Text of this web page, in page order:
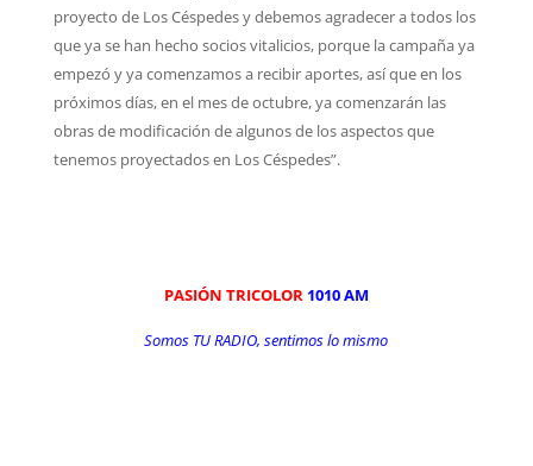
proyecto de Los Céspedes y debemos agradecer a todos los
que ya se han hecho socios vitalicios, porque la campaña ya
empezó y ya comenzamos a recibir aportes, así que en los
próximos días, en el mes de octubre, ya comenzarán las
obras de modificación de algunos de los aspectos que
tenemos proyectados en Los Céspedes”.
PASIÓN TRICOLOR 1010 AM
Somos TU RADIO, sentimos lo mismo